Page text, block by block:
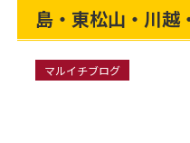
島・東松山・川越
マルイチブログ